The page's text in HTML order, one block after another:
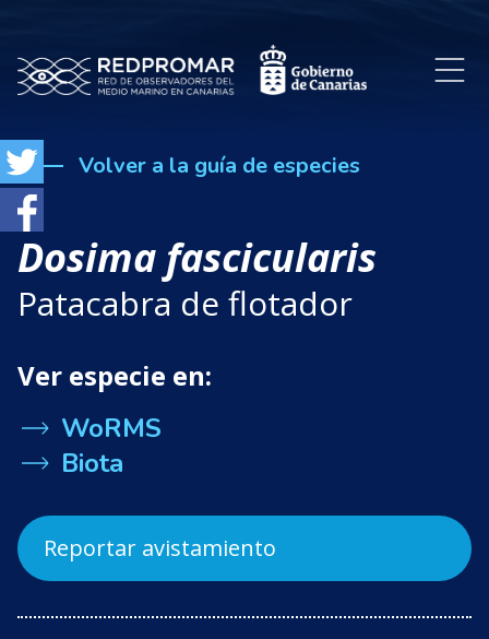
Volver a la guía de especies
Dosima fascicularis
Patacabra de flotador
Ver especie en:
WoRMS
Biota
Reportar avistamiento